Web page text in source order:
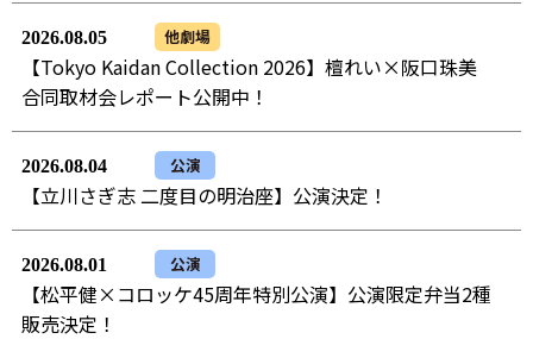
2026.08.05 他劇場
【Tokyo Kaidan Collection 2026】檀れい×阪口珠美
合同取材会レポート公開中！
2026.08.04 公演
【立川さぎ志 二度目の明治座】公演決定！
2026.08.01 公演
【松平健×コロッケ45周年特別公演】公演限定弁当2種
販売決定！